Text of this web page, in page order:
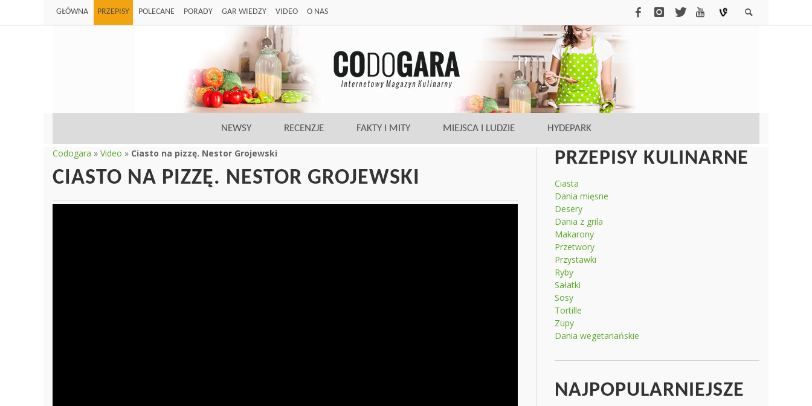
GŁÓWNA PRZEPISY POLECANE PORADY GAR WIEDZY VIDEO O NAS
NEWSY RECENZJE FAKTY I MITY MIEJSCA I LUDZIE HYDEPARK
Codogara » Video » Ciasto na pizzę. Nestor Grojewski
CIASTO NA PIZZĘ. NESTOR GROJEWSKI
PRZEPISY KULINARNE
Ciasta
Dania mięsne
Desery
Dania z grila
Makarony
Przetwory
Przystawki
Ryby
Sałatki
Sosy
Tortille
Zupy
Dania wegetariańskie
NAJPOPULARNIEJSZE